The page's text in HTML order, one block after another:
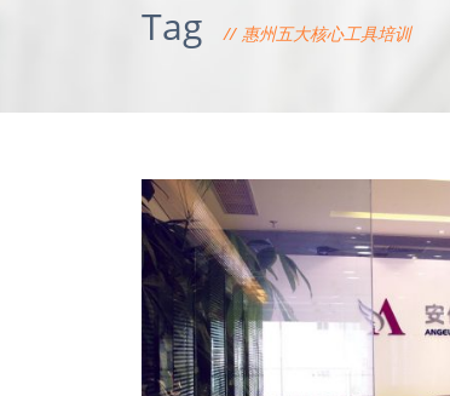
Tag 惠州五大核心工具培训